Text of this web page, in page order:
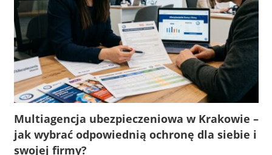
Multiagencja ubezpieczeniowa w Krakowie –
jak wybrać odpowiednią ochronę dla siebie i
swojej firmy?